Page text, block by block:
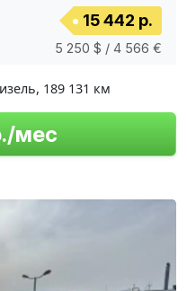
15 442 р.
5 250 $ / 4 566 €
, 189 131 км
мес